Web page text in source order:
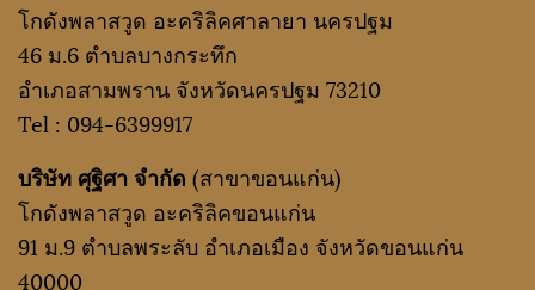
โกดังพลาสวูด อะคริลิคศาลายา นครปฐม
46 ม.6 ตำบลบางกระทึก
อำเภอสามพราน จังหวัดนครปฐม 73210
Tel : 094-6399917
บริษัท ศุฐิศา จำกัด (สาขาขอนแก่น)
โกดังพลาสวูด อะคริลิคขอนแก่น
91 ม.9 ตำบลพระลับ อำเภอเมือง จังหวัดขอนแก่น
40000